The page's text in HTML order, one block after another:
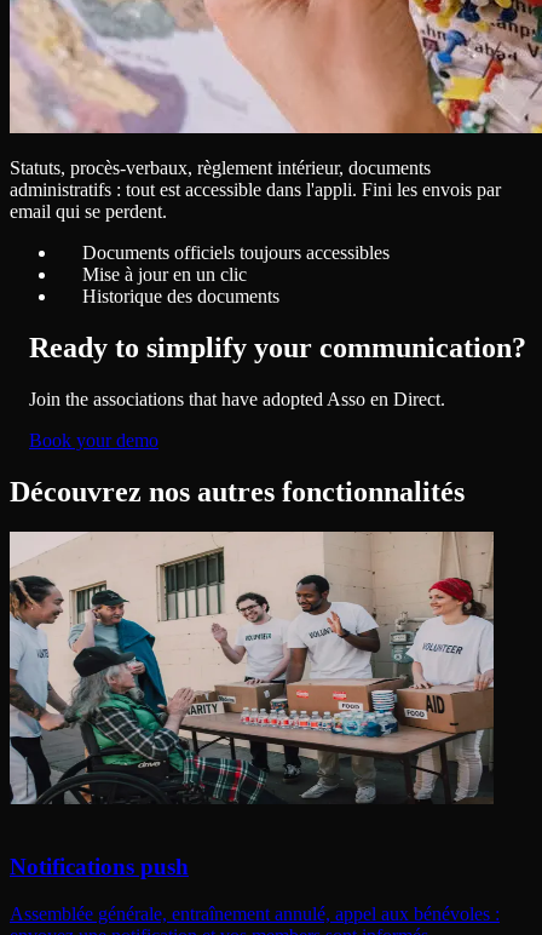
Statuts, procès-verbaux, règlement intérieur, documents
administratifs : tout est accessible dans l'appli. Fini les envois par
email qui se perdent.
Documents officiels toujours accessibles
Mise à jour en un clic
Historique des documents
Ready to simplify your communication?
Join the associations that have adopted Asso en Direct.
Book your demo
Découvrez nos autres fonctionnalités
Notifications push
Assemblée générale, entraînement annulé, appel aux bénévoles :